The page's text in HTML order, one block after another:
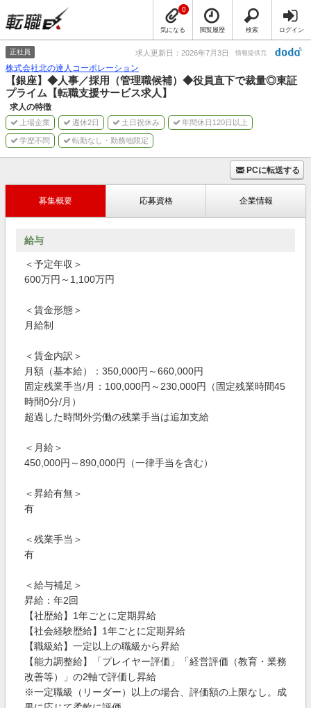
気になる
0
閲覧履歴 検索 ログイン
正社員 求人更新日：2026年7月3日 情報提供元
株式会社北の達人コーポレーション
【銀座】◆人事／採用（管理職候補）◆役員直下で裁量◎東証
プライム【転職支援サービス求人】
求人の特徴
上場企業 週休2日 土日祝休み 年間休日120日以上
学歴不問 転勤なし・勤務地限定
PCに転送する
募集概要 応募資格 企業情報
給与
＜予定年収＞
600万円～1,100万円
＜賃金形態＞
月給制
＜賃金内訳＞
月額（基本給）：350,000円～660,000円
固定残業手当/月：100,000円～230,000円（固定残業時間45
時間0分/月）
超過した時間外労働の残業手当は追加支給
＜月給＞
450,000円～890,000円（一律手当を含む）
＜昇給有無＞
有
＜残業手当＞
有
＜給与補足＞
昇給：年2回
【社歴給】1年ごとに定期昇給
【社会経験歴給】1年ごとに定期昇給
【職級給】一定以上の職級から昇給
【能力調整給】「プレイヤー評価」「経営評価（教育・業務
改善等）」の2軸で評価し昇給
※一定職級（リーダー）以上の場合、評価額の上限なし。成